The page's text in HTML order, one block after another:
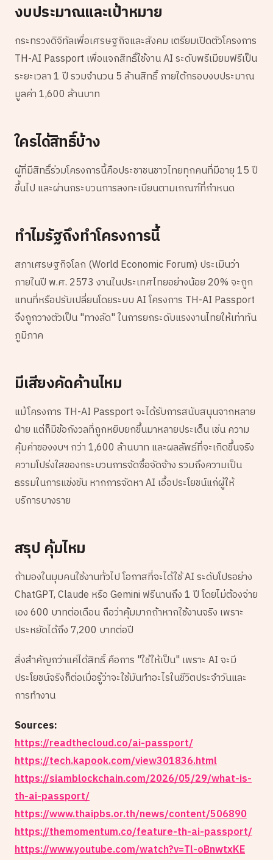
งบประมาณและเป้าหมาย
กระทรวงดิจิทัลเพื่อเศรษฐกิจและสังคม เตรียมเปิดตัวโครงการ
TH-AI Passport เพื่อแจกสิทธิ์ใช้งาน AI ระดับพรีเมียมฟรีเป็น
ระยะเวลา 1 ปี รวมจำนวน 5 ล้านสิทธิ์ ภายใต้กรอบงบประมาณ
มูลค่า 1,600 ล้านบาท
ใครได้สิทธิ์บ้าง
ผู้ที่มีสิทธิ์ร่วมโครงการนี้คือประชาชนชาวไทยทุกคนที่มีอายุ 15 ปี
ขึ้นไป และผ่านกระบวนการลงทะเบียนตามเกณฑ์ที่กำหนด
ทำไมรัฐถึงทำโครงการนี้
สภาเศรษฐกิจโลก (World Economic Forum) ประเมินว่า
ภายในปี พ.ศ. 2573 งานในประเทศไทยอย่างน้อย 20% จะถูก
แทนที่หรือปรับเปลี่ยนโดยระบบ AI โครงการ TH-AI Passport
จึงถูกวางตัวเป็น "ทางลัด" ในการยกระดับแรงงานไทยให้เท่าทัน
ภูมิภาค
มีเสียงคัดค้านไหม
แม้โครงการ TH-AI Passport จะได้รับการสนับสนุนจากหลาย
ฝ่าย แต่ก็มีข้อกังวลที่ถูกหยิบยกขึ้นมาหลายประเด็น เช่น ความ
คุ้มค่าของงบฯ กว่า 1,600 ล้านบาท และผลลัพธ์ที่จะเกิดขึ้นจริง
ความโปร่งใสของกระบวนการจัดซื้อจัดจ้าง รวมถึงความเป็น
ธรรมในการแข่งขัน หากการจัดหา AI เอื้อประโยชน์แก่ผู้ให้
บริการบางราย
สรุป คุ้มไหม
ถ้ามองในมุมคนใช้งานทั่วไป โอกาสที่จะได้ใช้ AI ระดับโปรอย่าง
ChatGPT, Claude หรือ Gemini ฟรีนานถึง 1 ปี โดยไม่ต้องจ่าย
เอง 600 บาทต่อเดือน ถือว่าคุ้มมากถ้าหากใช้งานจริง เพราะ
ประหยัดได้ถึง 7,200 บาทต่อปี
สิ่งสำคัญกว่าแค่ได้สิทธิ์ คือการ "ใช้ให้เป็น" เพราะ AI จะมี
ประโยชน์จริงก็ต่อเมื่อรู้ว่าจะใช้มันทำอะไรในชีวิตประจำวันและ
การทำงาน
Sources:
https://readthecloud.co/ai-passport/
https://tech.kapook.com/view301836.html
https://siamblockchain.com/2026/05/29/what-is-
th-ai-passport/
https://www.thaipbs.or.th/news/content/506890
https://themomentum.co/feature-th-ai-passport/
https://www.youtube.com/watch?v=Tl-oBnwtxKE